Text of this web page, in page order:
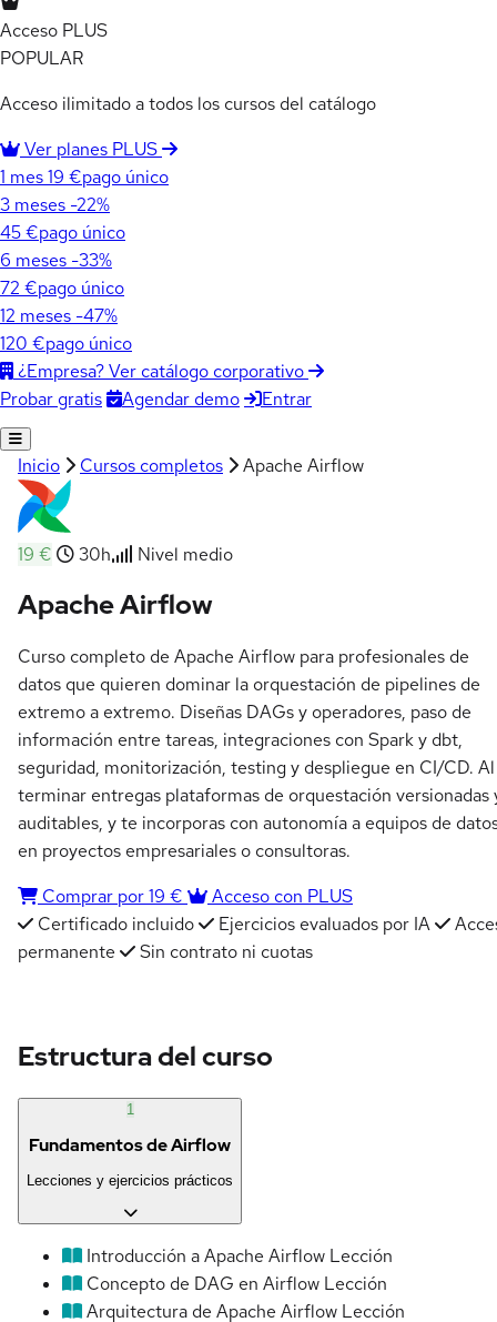
Acceso PLUS
POPULAR
Acceso ilimitado a todos los cursos del catálogo
Ver planes PLUS
1 mes19 €pago único
3 meses -22%
45 €pago único
6 meses -33%
72 €pago único
12 meses -47%
120 €pago único
¿Empresa? Ver catálogo corporativo
Probar gratis
Agendar demo Entrar
Inicio Cursos completos Apache Airflow
19 € 30h Nivel medio
Apache Airflow
Curso completo de Apache Airflow para profesionales de
datos que quieren dominar la orquestación de pipelines de
extremo a extremo. Diseñas DAGs y operadores, paso de
información entre tareas, integraciones con Spark y dbt,
seguridad, monitorización, testing y despliegue en CI/CD. Al
terminar entregas plataformas de orquestación versionadas
auditables, y te incorporas con autonomía a equipos de
en proyectos empresariales o consultoras.
Comprar por 19 €
Acceso con PLUS
Certificado incluido
Ejercicios evaluados por IA
permanente
Sin contrato ni cuotas
Estructura del curso
1
Fundamentos de Airflow
Lecciones y ejercicios prácticos
Introducción a Apache Airflow Lección
Concepto de DAG en Airflow Lección
Arquitectura de Apache Airflow Lección